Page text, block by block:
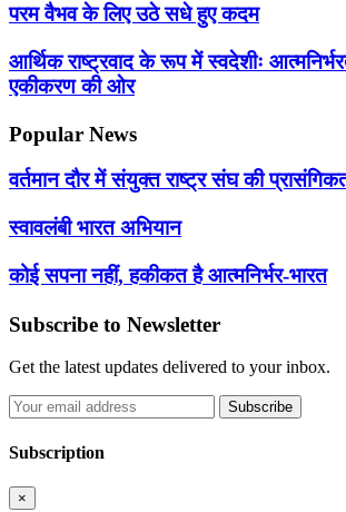
परम वैभव के लिए उठे सधे हुए कदम
आर्थिक राष्ट्रवाद के रूप में स्वदेशीः
एकीकरण की ओर
Popular News
वर्तमान दौर में संयुक्त राष्ट्र संघ की
स्वावलंबी भारत अभियान
कोई सपना नहीं, हकीकत है आत्मनिर्भर-भारत
Subscribe to Newsletter
Get the latest updates delivered to your inbox.
Subscribe
Subscription
×